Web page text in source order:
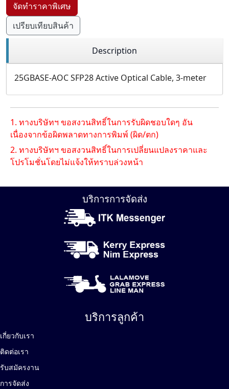
จัดทำราคาพิเศษ
เปรียบเทียบสินค้า
Description
25GBASE-AOC SFP28 Active Optical Cable, 3-meter
1. ทางบริษัทฯ ขอสงวนสิทธิ์ในการรับผิดชอบใดๆ อัน
เนื่องจากข้อผิดพลาดทางการพิมพ์ (ผิด/ตก)
2. ทางบริษัทฯ ขอสงวนสิทธิ์ในการเปลี่ยนแปลงราคาและ
โปรโมชั่นโดยไม่แจ้งให้ทราบล่วงหน้า
บริการการจัดส่ง
บริการลูกค้า
เกี่ยวกับเรา
ติดต่อเรา
รับสมัครงาน
การจัดส่ง